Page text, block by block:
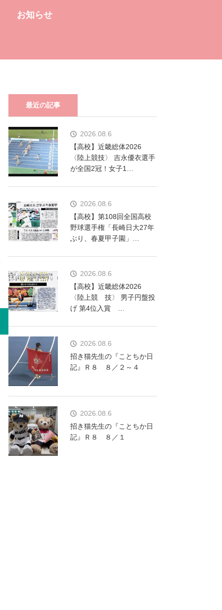
お知らせ
最近の記事
2026.08.6
【高校】近畿総体2026
〈陸上競技〉 吉永優衣選手
が全国2冠！女子1…
2026.08.6
【高校】第108回全国高校
野球選手権「長崎日大27年
ぶり、春夏甲子園」…
2026.08.6
【高校】近畿総体2026
〈陸上競 技〉 男子円盤投
げ 第4位入賞 …
2026.08.6
招き猫先生の『ことちか日
記』Ｒ８ ８／２～４
2026.08.6
招き猫先生の『ことちか日
記』Ｒ８ ８／１